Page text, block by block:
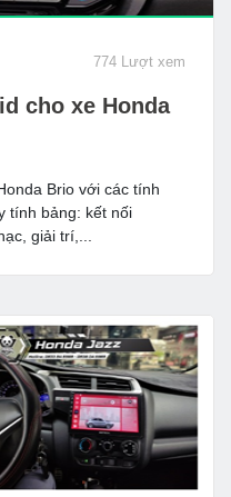
774 Lượt xem
cho xe Honda
Brio với các tính
tính bảng: kết nối
giải trí,...